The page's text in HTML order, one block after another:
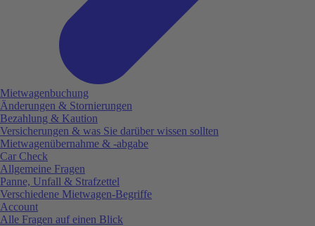
Mietwagenbuchung
Änderungen & Stornierungen
Bezahlung & Kaution
Versicherungen & was Sie darüber wissen sollten
Mietwagenübernahme & -abgabe
Car Check
Allgemeine Fragen
Panne, Unfall & Strafzettel
Verschiedene Mietwagen-Begriffe
Account
Alle Fragen auf einen Blick